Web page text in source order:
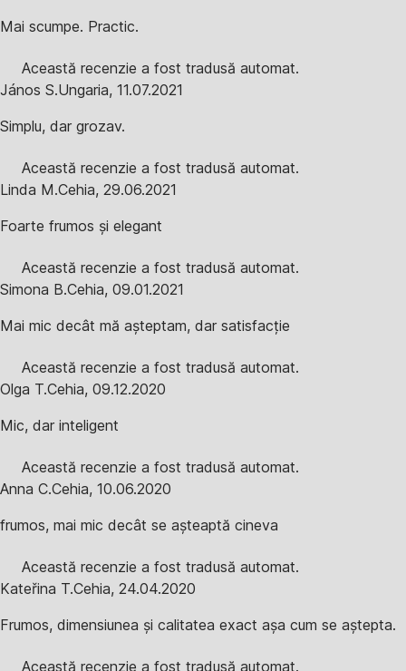
Mai scumpe. Practic.
Această recenzie a fost tradusă automat.
János S.Ungaria, 11.07.2021
Simplu, dar grozav.
Această recenzie a fost tradusă automat.
Linda M.Cehia, 29.06.2021
Foarte frumos și elegant
Această recenzie a fost tradusă automat.
Simona B.Cehia, 09.01.2021
Mai mic decât mă așteptam, dar satisfacție
Această recenzie a fost tradusă automat.
Olga T.Cehia, 09.12.2020
Mic, dar inteligent
Această recenzie a fost tradusă automat.
Anna C.Cehia, 10.06.2020
frumos, mai mic decât se așteaptă cineva
Această recenzie a fost tradusă automat.
Kateřina T.Cehia, 24.04.2020
Frumos, dimensiunea și calitatea exact așa cum se aștepta.
Această recenzie a fost tradusă automat.